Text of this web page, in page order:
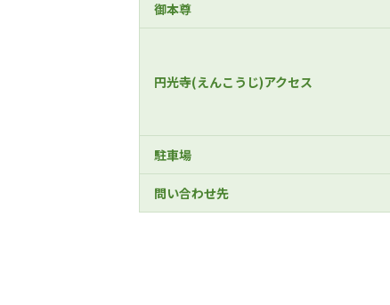
御本尊
円光寺(えんこうじ)アクセス
駐車場
問い合わせ先